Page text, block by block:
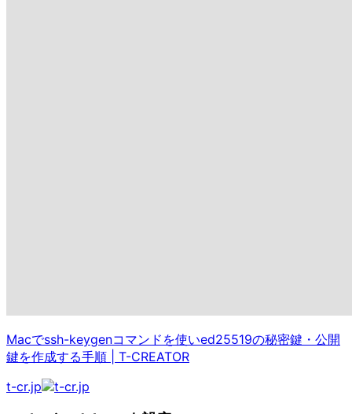
Macでssh-keygenコマンドを使いed25519の秘密鍵・公開
鍵を作成する手順
T-CREATOR
t-cr.jp